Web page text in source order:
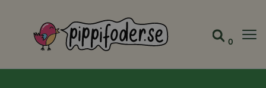
Pippifoder logo Gå til
Vis
0